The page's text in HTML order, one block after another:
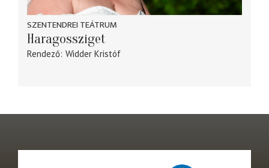
SZENTENDREI TEÁTRUM
Haragossziget
Rendező Widder Kristóf